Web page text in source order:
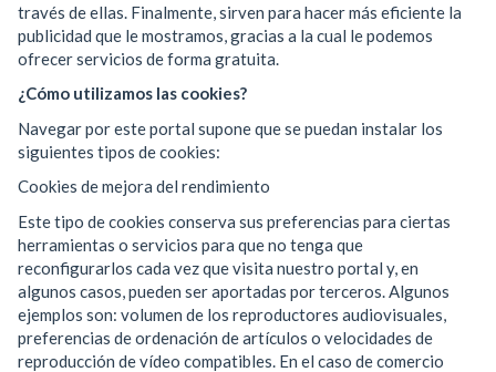
través de ellas. Finalmente, sirven para hacer más eficiente la
publicidad que le mostramos, gracias a la cual le podemos
ofrecer servicios de forma gratuita.
¿Cómo utilizamos las cookies?
Navegar por este portal supone que se puedan instalar los
siguientes tipos de cookies:
Cookies de mejora del rendimiento
Este tipo de cookies conserva sus preferencias para ciertas
herramientas o servicios para que no tenga que
reconfigurarlos cada vez que visita nuestro portal y, en
algunos casos, pueden ser aportadas por terceros. Algunos
ejemplos son: volumen de los reproductores audiovisuales,
preferencias de ordenación de artículos o velocidades de
reproducción de vídeo compatibles. En el caso de comercio